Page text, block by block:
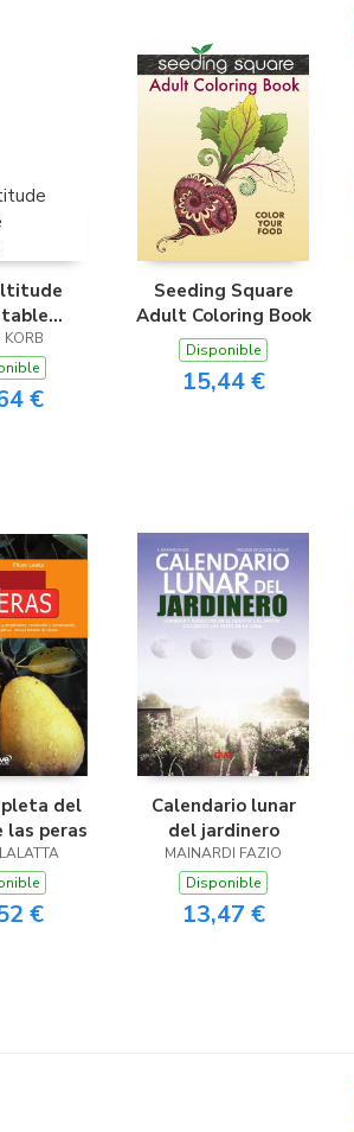
KORB
€
Seeding Square
Adult Coloring Book
Disponible
15,44 €
del
las peras
€
Calendario lunar
del jardinero
MAINARDI FAZIO
Disponible
13,47 €